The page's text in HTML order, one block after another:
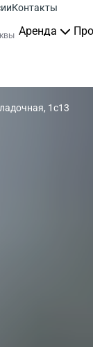
Контакты
Аренда
1с13